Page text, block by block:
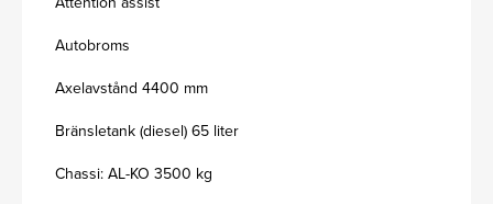
Autobroms
Axelavstånd 4400 mm
Bränsletank (diesel) 65 liter
Chassi: AL-KO 3500 kg